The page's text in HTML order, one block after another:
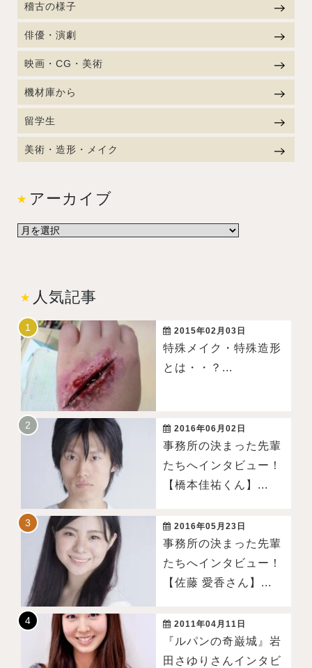
稽古の様子
俳優・演劇
映画・CG・美術
機材庫から
留学生
美術・造形・メイク
アーカイブ
人気記事
2015年02月03日
特殊メイク・特殊造形
とは・・？...
2016年06月02日
事務所の決まった先輩
たちへインタビュー！
【橋本佳祐くん】...
2016年05月23日
事務所の決まった先輩
たちへインタビュー！
【佐藤 愛香さん】...
2011年04月11日
『ルパンの奇巌城』岩
田さゆりさんインタビ